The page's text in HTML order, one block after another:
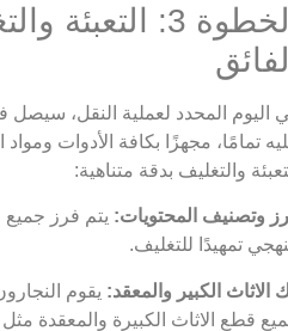
الخطوة 3:
اليوم المحدد لعملية النقل، سيصل
تمامًا، مجهزًا بكافة الأدوات ومواد
والتغليف بدقة متناهية:
وتصنيف المحتويات: يتم فرز جميع
تمهيدًا للتغليف.
الاثاث الكبير والمعقد: يقوم
قطع الاثاث الكبيرة والمعقدة